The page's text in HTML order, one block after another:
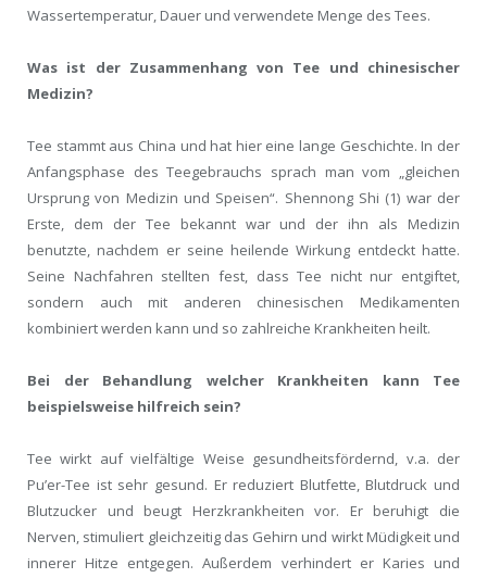
Wassertemperatur, Dauer und verwendete Menge des Tees.
Was ist der Zusammenhang von Tee und chinesischer
Medizin?
Tee stammt aus China und hat hier eine lange Geschichte. In der
Anfangsphase des Teegebrauchs sprach man vom „gleichen
Ursprung von Medizin und Speisen“. Shennong Shi (1) war der
Erste, dem der Tee bekannt war und der ihn als Medizin
benutzte, nachdem er seine heilende Wirkung entdeckt hatte.
Seine Nachfahren stellten fest, dass Tee nicht nur entgiftet,
sondern auch mit anderen chinesischen Medikamenten
kombiniert werden kann und so zahlreiche Krankheiten heilt.
Bei der Behandlung welcher Krankheiten kann Tee
beispielsweise hilfreich sein?
Tee wirkt auf vielfältige Weise gesundheitsfördernd, v.a. der
Pu’er-Tee ist sehr gesund. Er reduziert Blutfette, Blutdruck und
Blutzucker und beugt Herzkrankheiten vor. Er beruhigt die
Nerven, stimuliert gleichzeitig das Gehirn und wirkt Müdigkeit und
innerer Hitze entgegen. Außerdem verhindert er Karies und